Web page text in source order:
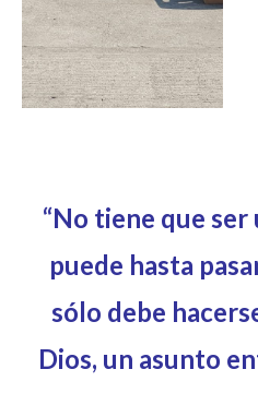
“No tiene que
puede hasta
sólo debe
Dios, un asunto